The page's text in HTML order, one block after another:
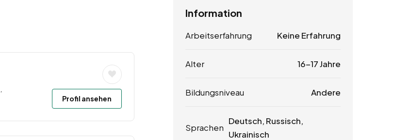
Profil ansehen
Information
Arbeitserfahrung Keine Erfahrung
Alter 16-17 Jahre
Bildungsniveau Andere
Sprachen
Deutsch, Russisch,
Ukrainisch